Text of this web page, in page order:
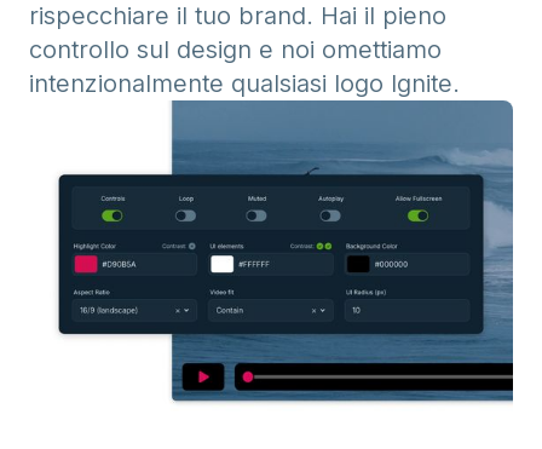
rispecchiare il tuo brand. Hai il pieno
controllo sul design e noi omettiamo
intenzionalmente qualsiasi logo Ignite.